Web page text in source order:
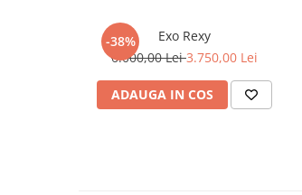
-38%
Exo Rexy
6.000,00 Lei3.750,00 Lei
ADAUGA IN COS